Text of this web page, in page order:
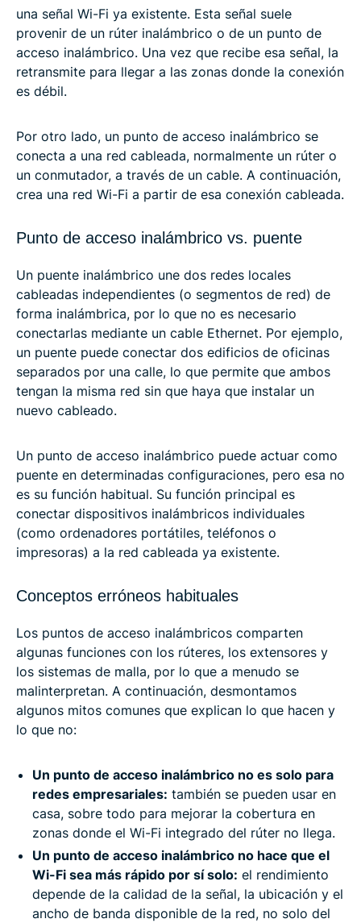
una señal Wi-Fi ya existente. Esta señal suele
provenir de un rúter inalámbrico o de un punto de
acceso inalámbrico. Una vez que recibe esa señal, la
retransmite para llegar a las zonas donde la conexión
es débil.
Por otro lado, un punto de acceso inalámbrico se
conecta a una red cableada, normalmente un rúter o
un conmutador, a través de un cable. A continuación,
crea una red Wi-Fi a partir de esa conexión cableada.
Punto de acceso inalámbrico vs. puente
Un puente inalámbrico une dos redes locales
cableadas independientes (o segmentos de red) de
forma inalámbrica, por lo que no es necesario
conectarlas mediante un cable Ethernet. Por ejemplo,
un puente puede conectar dos edificios de oficinas
separados por una calle, lo que permite que ambos
tengan la misma red sin que haya que instalar un
nuevo cableado.
Un punto de acceso inalámbrico puede actuar como
puente en determinadas configuraciones, pero esa no
es su función habitual. Su función principal es
conectar dispositivos inalámbricos individuales
(como ordenadores portátiles, teléfonos o
impresoras) a la red cableada ya existente.
Conceptos erróneos habituales
Los puntos de acceso inalámbricos comparten
algunas funciones con los rúteres, los extensores y
los sistemas de malla, por lo que a menudo se
malinterpretan. A continuación, desmontamos
algunos mitos comunes que explican lo que hacen y
lo que no:
Un punto de acceso inalámbrico no es solo para
redes empresariales: también se pueden usar en
casa, sobre todo para mejorar la cobertura en
zonas donde el Wi-Fi integrado del rúter no llega.
Un punto de acceso inalámbrico no hace que el
Wi-Fi sea más rápido por sí solo: el rendimiento
depende de la calidad de la señal, la ubicación y el
ancho de banda disponible de la red, no solo del